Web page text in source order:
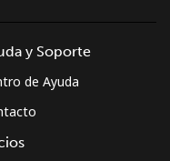
y Soporte
de Ayuda